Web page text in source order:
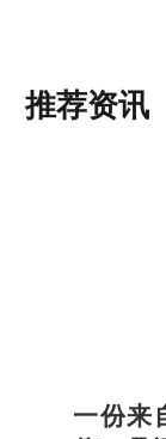
推荐资讯
一份来